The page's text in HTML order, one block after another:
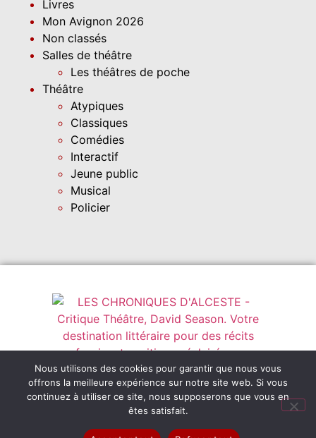
Livres
Mon Avignon 2026
Non classés
Salles de théâtre
Les théâtres de poche
Théâtre
Atypiques
Classiques
Comédies
Interactif
Jeune public
Musical
Policier
Instagram
leschroniquesdalceste@outlook.fr
Abonnez-vous
Nous utilisons des cookies pour garantir que nous vous
offrons la meilleure expérience sur notre site web. Si vous
continuez à utiliser ce site, nous supposerons que vous en
êtes satisfait.